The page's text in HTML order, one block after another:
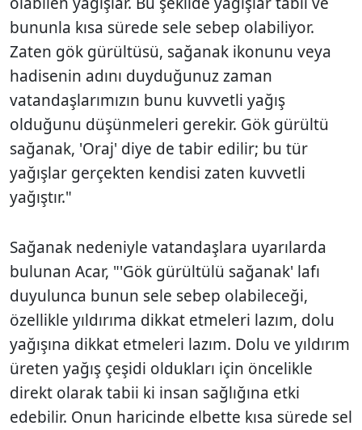
bununla kısa sürede sele sebep olabiliyor.
Zaten gök gürültüsü, sağanak ikonunu veya
hadisenin adını duyduğunuz zaman
vatandaşlarımızın bunu kuvvetli yağış
olduğunu düşünmeleri gerekir. Gök gürültü
sağanak, 'Oraj' diye de tabir edilir; bu tür
yağışlar gerçekten kendisi zaten kuvvetli
yağıştır."
Sağanak nedeniyle vatandaşlara uyarılarda
bulunan Acar, "'Gök gürültülü sağanak' lafı
duyulunca bunun sele sebep olabileceği,
özellikle yıldırıma dikkat etmeleri lazım, dolu
yağışına dikkat etmeleri lazım. Dolu ve yıldırım
üreten yağış çeşidi oldukları için öncelikle
direkt olarak tabii ki insan sağlığına etki
edebilir. Onun haricinde elbette kısa sürede sel